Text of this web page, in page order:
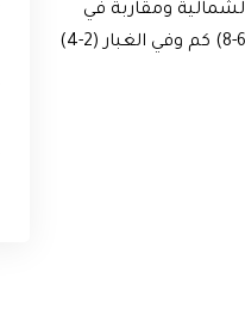
ومقاربة في
المنطقة الجنوبية، والرؤية الأفقية (6-8) كم وفي الغبار (2-4)